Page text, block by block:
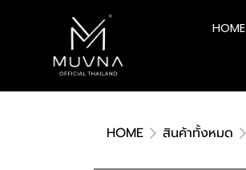
HOME
HOME สินค้าทั้งหมด